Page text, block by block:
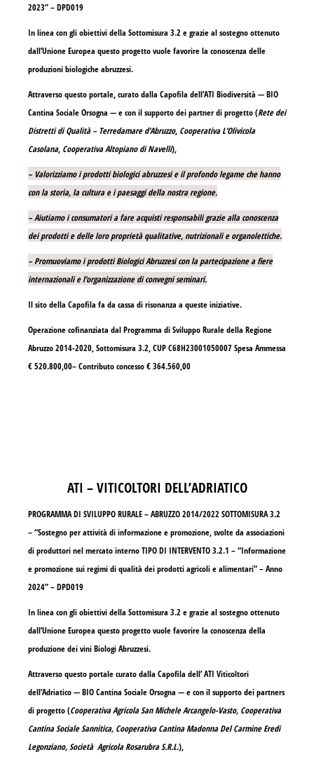
2023” – DPD019
In linea con gli obiettivi della Sottomisura 3.2 e grazie al sostegno ottenuto
dall’Unione Europea questo progetto vuole favorire la conoscenza delle
produzioni biologiche abruzzesi.
Attraverso questo portale, curato dalla Capofila dell’ATI Biodiversità —BIO
Cantina Sociale Orsogna — e con il supporto dei partner di progetto (Rete dei
Distretti di Qualità – Terredamare d’Abruzzo, Cooperativa L’Olivicola
Casolana, Cooperativa Altopiano di Navelli),
– Valorizziamo i prodotti biologici abruzzesi e il profondo legame che hanno
con la storia, la cultura e i paesaggi della nostra regione.
– Aiutiamo i consumatori a fare acquisti responsabili grazie alla conoscenza
dei prodotti e delle loro proprietà qualitative, nutrizionali e organolettiche.
– Promuoviamo i prodotti Biologici Abruzzesi con la partecipazione a fiere
internazionali e l’organizzazione di convegni seminari.
Il sito della Capofila fa da cassa di risonanza a queste iniziative.
Operazione cofinanziata dal Programma di Sviluppo Rurale della Regione
Abruzzo 2014-2020, Sottomisura 3.2, CUP C68H23001050007 Spesa Ammessa
€ 520.800,00– Contributo concesso € 364.560,00
ATI – VITICOLTORI DELL’ADRIATICO
PROGRAMMA DI SVILUPPO RURALE – ABRUZZO 2014/2022 SOTTOMISURA 3.2
– “Sostegno per attività di informazione e promozione, svolte da associazioni
di produttori nel mercato interno TIPO DI INTERVENTO 3.2.1 – “Informazione
e promozione sui regimi di qualità dei prodotti agricoli e alimentari” – Anno
2024” – DPD019
In linea con gli obiettivi della Sottomisura 3.2 e grazie al sostegno ottenuto
dall’Unione Europea questo progetto vuole favorire la conoscenza della
produzione dei vini Biologi Abruzzesi.
Attraverso questo portale curato dalla Capofila dell’ ATI Viticoltori
dell’Adriatico —BIO Cantina Sociale Orsogna — e con il supporto dei partners
di progetto (Cooperativa Agricola San Michele Arcangelo-Vasto, Cooperativa
Cantina Sociale Sannitica, Cooperativa Cantina Madonna Del Carmine Eredi
Legonziano, Società Agricola Rosarubra S.R.L.),